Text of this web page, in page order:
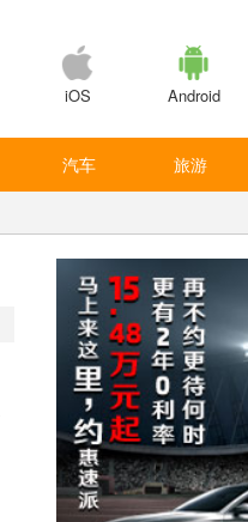
iOS Android
汽车 旅游